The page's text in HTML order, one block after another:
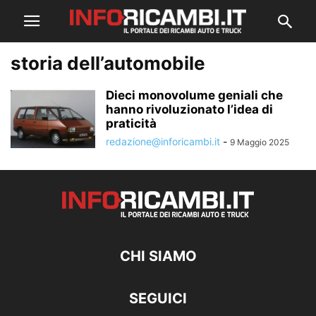
storia dell’automobile
Dieci monovolume geniali che
hanno rivoluzionato l’idea di
praticità
redazione@inforicambi.it - 9 Maggio 2025
CHI SIAMO
SEGUICI